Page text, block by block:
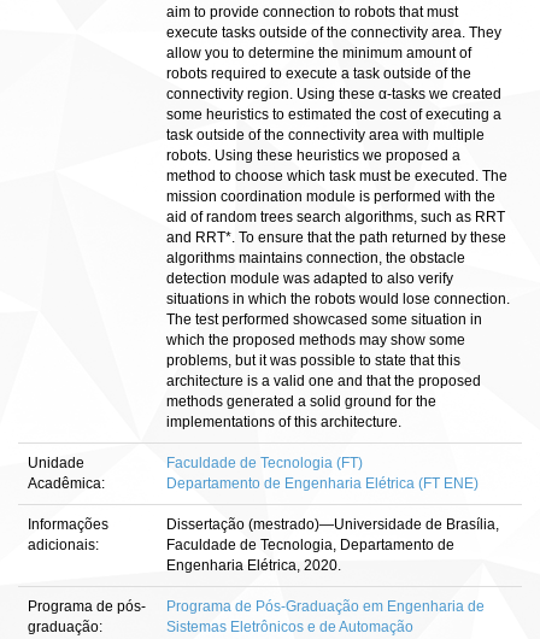
aim to provide connection to robots that must
execute tasks outside of the connectivity area. They
allow you to determine the minimum amount of
robots required to execute a task outside of the
connectivity region. Using these α-tasks we created
some heuristics to estimated the cost of executing a
task outside of the connectivity area with multiple
robots. Using these heuristics we proposed a
method to choose which task must be executed. The
mission coordination module is performed with the
aid of random trees search algorithms, such as RRT
and RRT*. To ensure that the path returned by these
algorithms maintains connection, the obstacle
detection module was adapted to also verify
situations in which the robots would lose connection.
The test performed showcased some situation in
which the proposed methods may show some
problems, but it was possible to state that this
architecture is a valid one and that the proposed
methods generated a solid ground for the
implementations of this architecture.
Unidade
Acadêmica:
Faculdade de Tecnologia (FT)
Departamento de Engenharia Elétrica (FT ENE)
Informações
adicionais:
Dissertação (mestrado)—Universidade de Brasília,
Faculdade de Tecnologia, Departamento de
Engenharia Elétrica, 2020.
Programa de pós-
graduação:
Programa de Pós-Graduação em Engenharia de
Sistemas Eletrônicos e de Automação